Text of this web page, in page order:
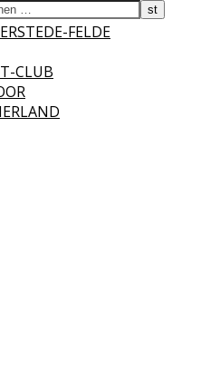
FELDE
CLUB
Fliegerclub